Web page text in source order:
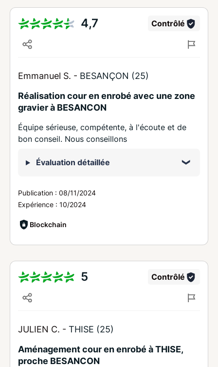
4,7 Contrôlé
Emmanuel S. - BESANÇON (25)
Réalisation cour en enrobé avec une zone
gravier à BESANCON
Équipe sérieuse, compétente, à l'écoute et de
bon conseil. Nous conseillons
Évaluation détaillée
Publication : 08/11/2024
Expérience : 10/2024
Blockchain
5 Contrôlé
JULIEN C. - THISE (25)
Aménagement cour en enrobé à THISE,
proche BESANCON